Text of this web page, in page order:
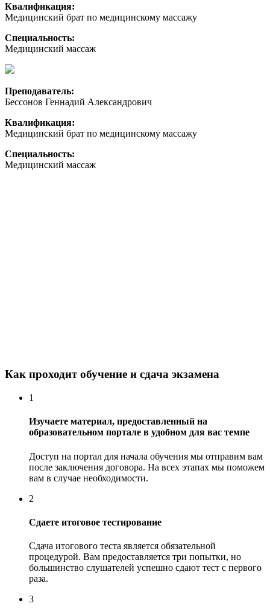
Квалификация:
Медицинский брат по медицинскому массажу
Специальность:
Медицинский массаж
Преподаватель:
Бессонов Геннадий Александрович
Квалификация:
Медицинский брат по медицинскому массажу
Специальность:
Медицинский массаж
Как проходит обучение и сдача экзамена
1
Изучаете материал, предоставленный на
образовательном портале в удобном для вас темпе
Доступ на портал для начала обучения мы отправим вам
после заключения договора. На всех этапах мы поможем
вам в случае необходимости.
2
Сдаете итоговое тестирование
Сдача итогового теста является обязательной
процедурой. Вам предоставляется три попытки, но
большинство слушателей успешно сдают тест с первого
раза.
3